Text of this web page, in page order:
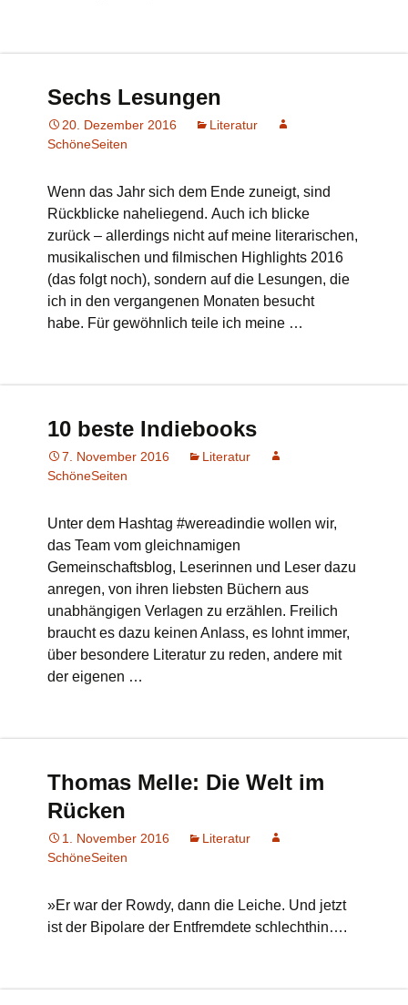
Sechs Lesungen
20. Dezember 2016
Literatur
SchöneSeiten
Wenn das Jahr sich dem Ende zuneigt, sind
Rückblicke naheliegend. Auch ich blicke
zurück – allerdings nicht auf meine literarischen,
musikalischen und filmischen Highlights 2016
(das folgt noch), sondern auf die Lesungen, die
ich in den vergangenen Monaten besucht
habe. Für gewöhnlich teile ich meine …
10 beste Indiebooks
7. November 2016
Literatur
SchöneSeiten
Unter dem Hashtag #wereadindie wollen wir,
das Team vom gleichnamigen
Gemeinschaftsblog, Leserinnen und Leser dazu
anregen, von ihren liebsten Büchern aus
unabhängigen Verlagen zu erzählen. Freilich
braucht es dazu keinen Anlass, es lohnt immer,
über besondere Literatur zu reden, andere mit
der eigenen …
Thomas Melle: Die Welt im
Rücken
1. November 2016
Literatur
SchöneSeiten
»Er war der Rowdy, dann die Leiche. Und jetzt
ist der Bipolare der Entfremdete schlechthin….